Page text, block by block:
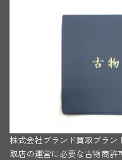
株式会社ブランド買取ブラ
取店の運営に必要な古物商許